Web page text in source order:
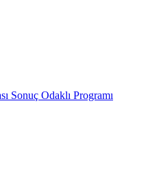
Sonuç Odaklı Programı